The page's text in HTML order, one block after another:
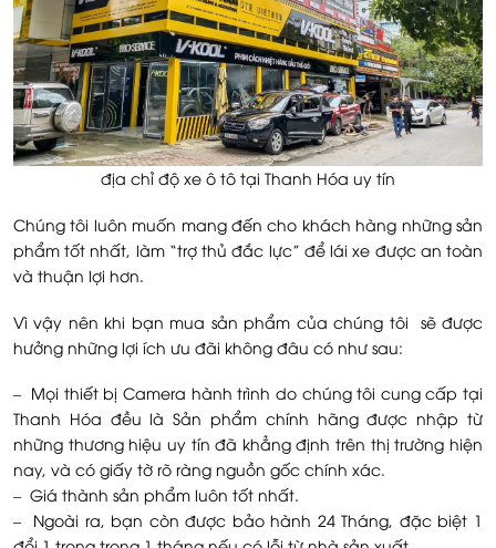
địa chỉ độ xe ô tô tại Thanh Hóa uy tín
Chúng tôi luôn muốn mang đến cho khách hàng những sản
phẩm tốt nhất, làm “trợ thủ đắc lực” để lái xe được an toàn
và thuận lợi hơn.
Vì vậy nên khi bạn mua sản phẩm của chúng tôi sẽ được
hưởng những lợi ích ưu đãi không đâu có như sau:
– Mọi thiết bị Camera hành trình do chúng tôi cung cấp tại
Thanh Hóa đều là Sản phẩm chính hãng được nhập từ
những thương hiệu uy tín đã khẳng định trên thị trường hiện
nay, và có giấy tờ rõ ràng nguồn gốc chính xác.
– Giá thành sản phẩm luôn tốt nhất.
– Ngoài ra, bạn còn được bảo hành 24 Tháng, đặc biệt 1